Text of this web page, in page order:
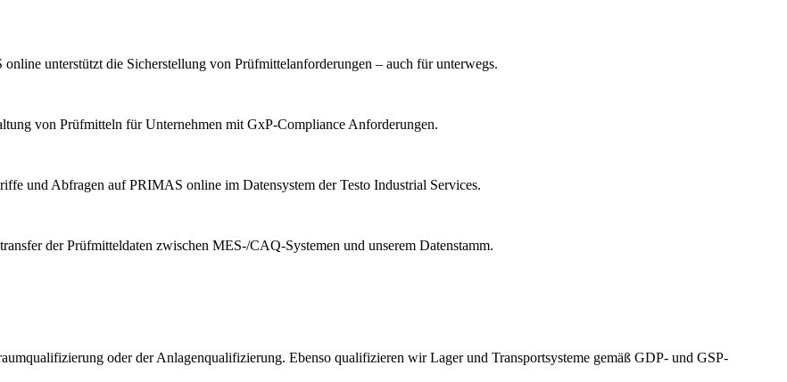
unterstützt die Sicherstellung von Prüfmittelanforderungen – auch für unterwegs.
von Prüfmitteln für Unternehmen mit GxP-Compliance Anforderungen.
und Abfragen auf PRIMAS online im Datensystem der Testo Industrial Services.
der Prüfmitteldaten zwischen MES-/CAQ-Systemen und unserem Datenstamm.
oder der Anlagenqualifizierung. Ebenso qualifizieren wir Lager und Transportsysteme gemäß GDP- und GSP-